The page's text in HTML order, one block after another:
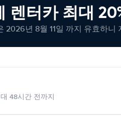
렌터카 최대
2026년 8월 11일 까지 유효하니
48시간 전까지